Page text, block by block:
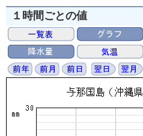
１時間ごとの値